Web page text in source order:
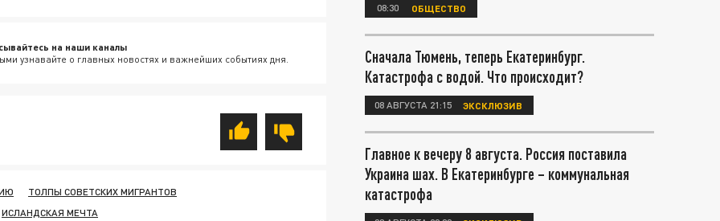
на наши каналы
узнавайте о главных новостях и важнейших событиях дня.
ТОЛПЫ СОВЕТСКИХ МИГРАНТОВ
ИСЛАНДСКАЯ МЕЧТА
08:30 ОБЩЕСТВО
Сначала Тюмень, теперь Екатеринбург.
Катастрофа с водой. Что происходит?
08 АВГУСТА 21:15 ЭКСКЛЮЗИВ
Главное к вечеру 8 августа. Россия поставила
Украина шах. В Екатеринбурге – коммунальная
катастрофа